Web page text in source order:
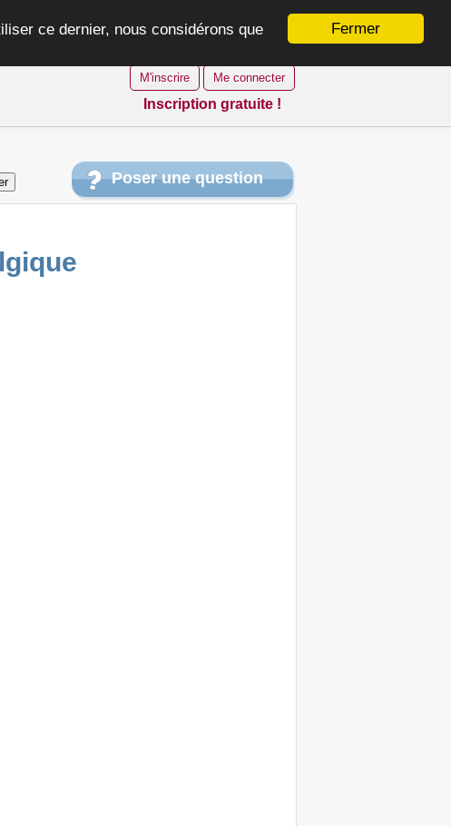
Fermer
ce dernier, nous considérons que
M'inscrire Me connecter
Inscription gratuite !
Poser une question